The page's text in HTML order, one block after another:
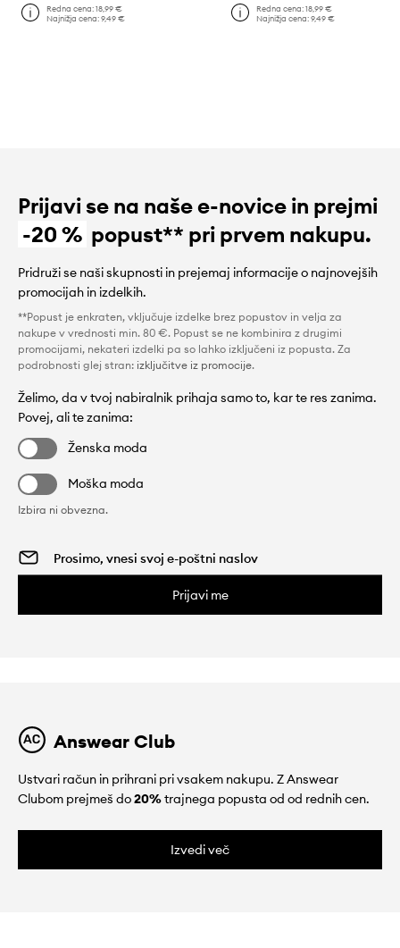
Redna cena:18,99 €
Najnižja cena:9,49 €
Redna cena: 18,99 €
Najnižja cena: 9,49 €
Prijavi se na naše e-novice in prejmi
-20 % popust** pri prvem nakupu.
Pridruži se naši skupnosti in prejemaj informacije o najnovejših
promocijah in izdelkih.
**Popust je enkraten, vključuje izdelke brez popustov in velja za
nakupe v vrednosti min. 80 €. Popust se ne kombinira z drugimi
promocijami, nekateri izdelki pa so lahko izključeni iz popusta. Za
podrobnosti glej stran: izključitve iz promocije.
Želimo, da v tvoj nabiralnik prihaja samo to, kar te res zanima.
Povej, ali te zanima:
Ženska moda
Moška moda
Izbira ni obvezna.
Prijavi me
Answear Club
Ustvari račun in prihrani pri vsakem nakupu. Z Answear
Clubom prejmeš do20%trajnega popusta od od rednih cen.
Izvedi več